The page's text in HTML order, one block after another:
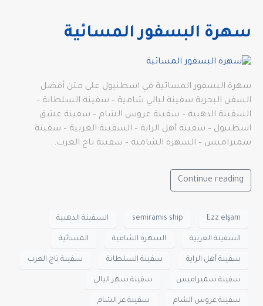
سهرة البسفور المسائية
سهرة البسفور المسائية في اسطنبول على متن أفضل
السفن البحرية سفينة ليالي شامية – سفينة السلطانة –
السفينة الذهبية – سفينة عروس الشام – سفينة عشق
اسطنبول – سفينة أهل الراية – السفينة العربية – سفينة
سميراميس – السهرة الشامية – سفينة تاج العرب.
Continue reading
Ezz elşam
semiramis ship السفينة الذهبية
السفينة العربية السهرة الشامية المسائية
سفينة أهل الراية سفينة السلطانة سفينة تاج العرب
سفينة سميراميس سفينة سهر اليالي
سفينة عروس الشام سفينة عز الشام